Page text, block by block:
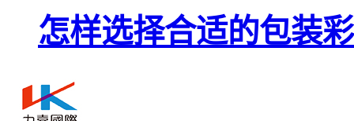
怎样选择合适的包装